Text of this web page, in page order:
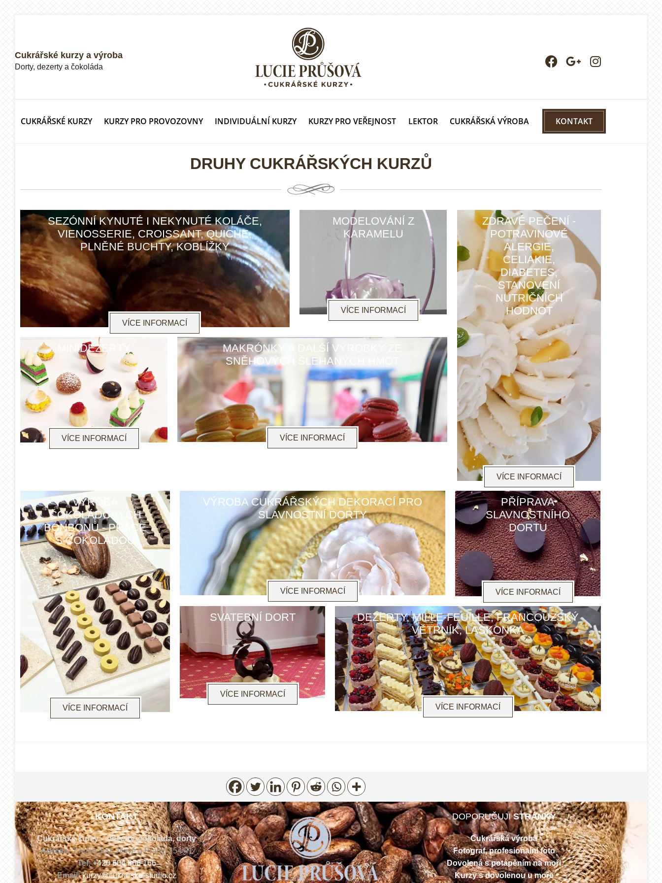
Cukrářské kurzy a výroba
Dorty, dezerty a čokoláda
CUKRÁŘSKÉ KURZY KURZY PRO PROVOZOVNY INDIVIDUÁLNÍ KURZY KURZY PRO VEŘEJNOST LEKTOR CUKRÁŘSKÁ VÝROBA KONTAKT
DRUHY CUKRÁŘSKÝCH KURZŮ
SEZÓNNÍ KYNUTÉ I NEKYNUTÉ KOLÁČE,
VIENOSSERIE, CROISSANT, QUICHE,
PLNĚNÉ BUCHTY, KOBLÍŽKY
VÍCE INFORMACÍ
MODELOVÁNÍ Z
KARAMELU
VÍCE INFORMACÍ
MINIDEZERTY
VÍCE INFORMACÍ
MAKRÓNKY A DALŠÍ VÝROBKY ZE
SNĚHOVÝCH ŠLEHANÝCH HMOT
VÍCE INFORMACÍ
ZDRAVÉ PEČENÍ -
POTRAVINOVÉ
ALERGIE,
CELIAKIE,
DIABETES,
STANOVENÍ
NUTRIČNÍCH
HODNOT
VÍCE INFORMACÍ
VÝROBA
ČOKOLÁDOVÝCH
BONBONŮ - PRÁCE
S ČOKOLÁDOU
VÍCE INFORMACÍ
VÝROBA CUKRÁŘSKÝCH DEKORACÍ PRO
SLAVNOSTNÍ DORTY
VÍCE INFORMACÍ
PŘÍPRAVA
SLAVNOSTNÍHO
DORTU
VÍCE INFORMACÍ
SVATEBNÍ DORT
VÍCE INFORMACÍ
DEZERTY, MILLE-FEUILLE, FRANCOUZSKÝ
VĚTRNÍK, LASKONKA
VÍCE INFORMACÍ
KONTAKT
Cukrářské kurzy – dezerty, čokoláda, dorty
Adresa:1.Máje 300, Jílové u Prahy, 254 01
Tel: +420 604 866 166
Email: kurzy@cukrarske-studio.cz
DOPORUČUJISTRÁNKY
Cukrářská výroba
Fotograf, profesionalní foto
Dovolená s potápěním na moři
Kurzy s dovolenou u moře